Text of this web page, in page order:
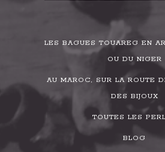
LES BAGUES TOUAREG EN
OU DU NIGER
AU MAROC, SUR LA ROUTE
DES BIJOUX
TOUTES LES
BLOG